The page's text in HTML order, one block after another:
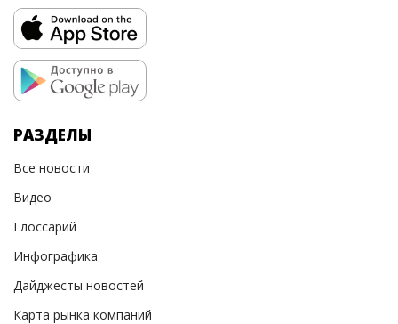
РАЗДЕЛЫ
Все новости
Видео
Глоссарий
Инфографика
Дайджесты новостей
Карта рынка компаний